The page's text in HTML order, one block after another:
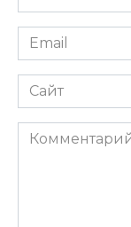
*
Email
*
Сайт
Комментарий